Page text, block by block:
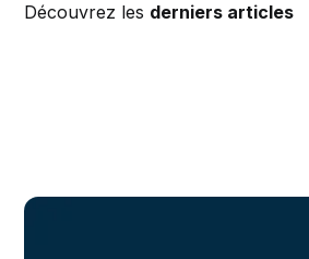
Découvrez les derniers articles